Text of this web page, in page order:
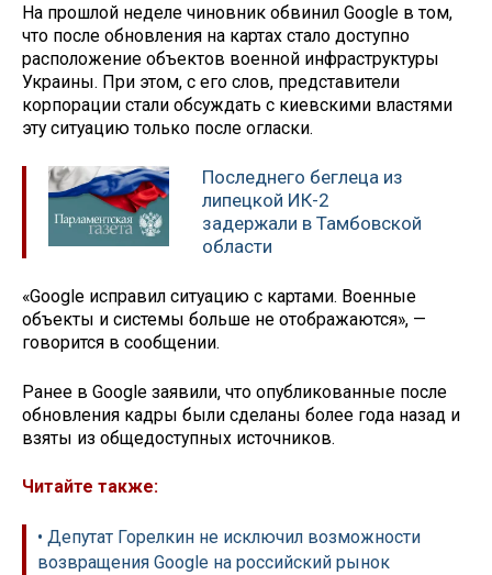
На прошлой неделе чиновник обвинил Google в том,
что после обновления на картах стало доступно
расположение объектов военной инфраструктуры
Украины. При этом, с его слов, представители
корпорации стали обсуждать с киевскими властями
эту ситуацию только после огласки.
Последнего беглеца из
липецкой ИК-2
задержали в Тамбовской
области
«Google исправил ситуацию с картами. Военные
объекты и системы больше не отображаются», —
говорится в сообщении.
Ранее в Google заявили, что опубликованные после
обновления кадры были сделаны более года назад и
взяты из общедоступных источников.
Читайте также:
• Депутат Горелкин не исключил возможности
возвращения Google на российский рынок